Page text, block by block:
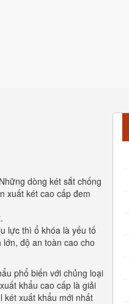
dòng két sắt chống
xuất két cao cấp đem
lực thì ổ khóa là yếu tố
độ an toàn cao cho
phổ biến với chủng loại
khẩu cao cấp là giải
két xuất khẩu mới nhất